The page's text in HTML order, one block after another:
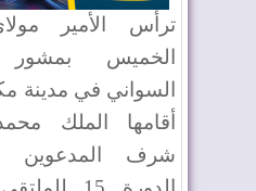
ترأس الأمير
الخميس بمشور
السواني في مدينة
أقامها الملك
شرف المدعوين